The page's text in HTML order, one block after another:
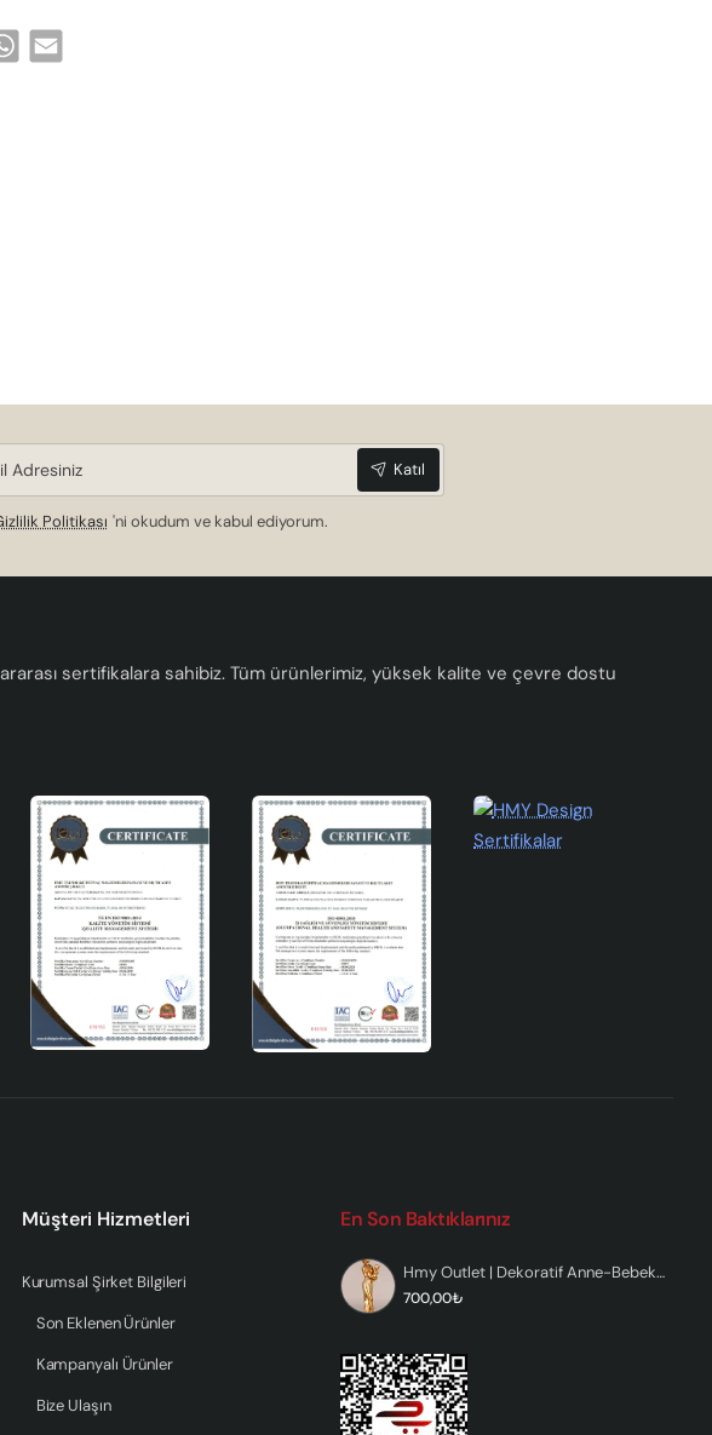
WhatsApp
Email
Katıl
Politikası 'ni okudum ve kabul ediyorum.
sertifikalara sahibiz. Tüm ürünlerimiz, yüksek kalite ve çevre dostu
Müşteri Hizmetleri
Kurumsal Şirket Bilgileri
Son Eklenen Ürünler
Kampanyalı Ürünler
Bize Ulaşın
En Son Baktıklarınız
Hmy Outlet | Dekoratif Anne-Bebek Polyester Biblo
700,00₺